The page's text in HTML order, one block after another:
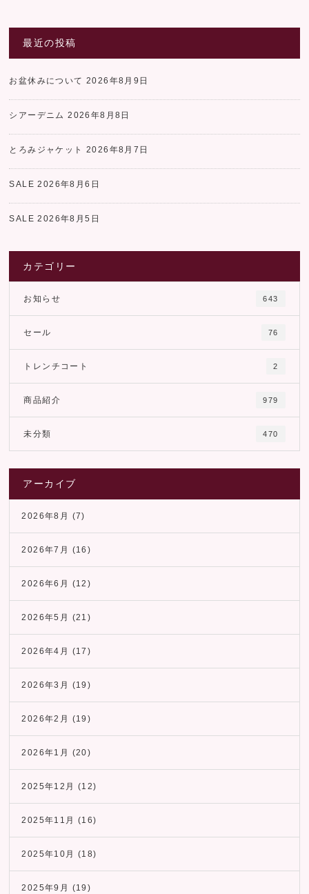
最近の投稿
お盆休みについて 2026年8月9日
シアーデニム 2026年8月8日
とろみジャケット 2026年8月7日
SALE 2026年8月6日
SALE 2026年8月5日
カテゴリー
お知らせ 643
セール 76
トレンチコート 2
商品紹介 979
未分類 470
アーカイブ
2026年8月 (7)
2026年7月 (16)
2026年6月 (12)
2026年5月 (21)
2026年4月 (17)
2026年3月 (19)
2026年2月 (19)
2026年1月 (20)
2025年12月 (12)
2025年11月 (16)
2025年10月 (18)
2025年9月 (19)